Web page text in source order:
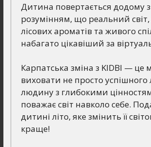
Дитина повертається додому з
розумінням, що реальний
лісових ароматів та живого
набагато цікавіший за
Карпатська зміна з KIDBI — це
виховати не просто успішного
людину з глибокими
поважає світ навколо себе.
дитині літо, яке змінить її
краще!